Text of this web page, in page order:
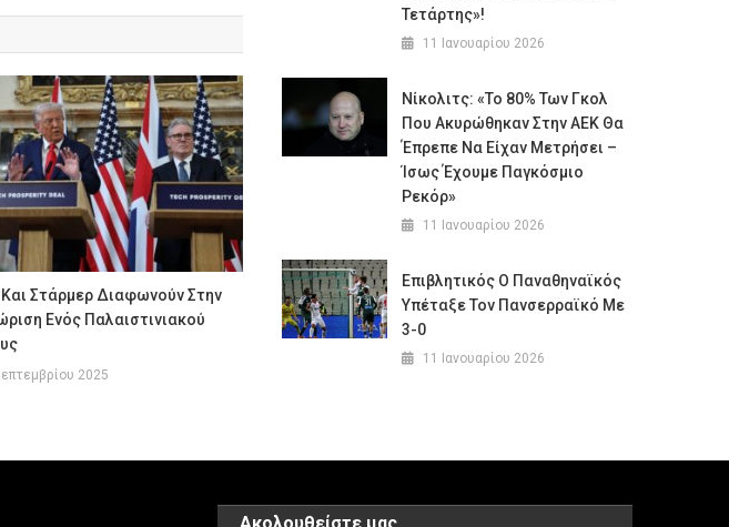
Στάρμερ Διαφωνούν Στην
Ενός Παλαιστινιακού
2025
Τετάρτης»!
11 Ιανουαρίου 2026
Νίκολιτς: «Το 80% Των Γκολ
Που Ακυρώθηκαν Στην ΑΕΚ Θα
Έπρεπε Να Είχαν Μετρήσει –
Ίσως Έχουμε Παγκόσμιο
Ρεκόρ»
11 Ιανουαρίου 2026
Επιβλητικός Ο Παναθηναϊκός
Υπέταξε Τον Πανσερραϊκό Με
3-0
11 Ιανουαρίου 2026
Ακολουθείστε μας…